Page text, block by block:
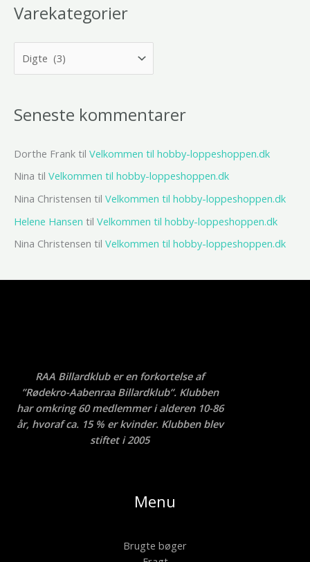
Varekategorier
Seneste kommentarer
Dorthe Frank til Velkommen til hobby-loppeshoppen.dk
Nina til Velkommen til hobby-loppeshoppen.dk
Nina Christensen til Velkommen til hobby-loppeshoppen.dk
Helene Hansen til Velkommen til hobby-loppeshoppen.dk
Nina Christensen til Velkommen til hobby-loppeshoppen.dk
RAA Billardklub er en forkortelse af
”Rødekro-Aabenraa Billardklub”. Klubben
har omkring 60 medlemmer i alderen 10-86
år, hvoraf ca. 15 % er kvinder. Klubben blev
stiftet i 2005
Menu
Brugte bøger